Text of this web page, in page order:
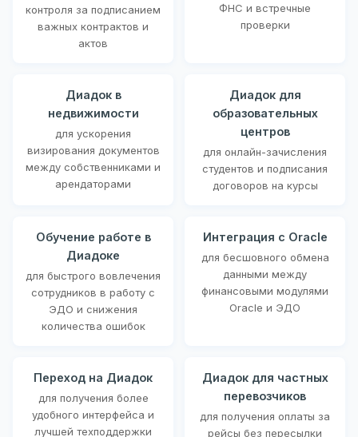
контроля за подписанием
важных контрактов и
актов
ФНС и встречные
проверки
Диадок в
недвижимости
для ускорения
визирования документов
между собственниками и
арендаторами
Диадок для
образовательных
центров
для онлайн-зачисления
студентов и подписания
договоров на курсы
Обучение работе в
Диадоке
для быстрого вовлечения
сотрудников в работу с
ЭДО и снижения
количества ошибок
Интеграция с Oracle
для бесшовного обмена
данными между
финансовыми модулями
Oracle и ЭДО
Переход на Диадок
для получения более
удобного интерфейса и
лучшей техподдержки
Диадок для частных
перевозчиков
для получения оплаты за
рейсы без пересылки